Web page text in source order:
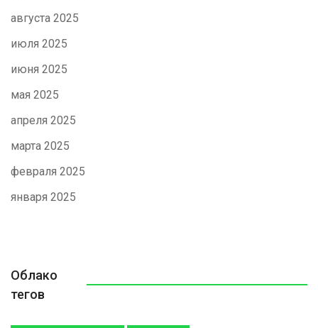
августа 2025
июля 2025
июня 2025
мая 2025
апреля 2025
марта 2025
февраля 2025
января 2025
Облако
тегов